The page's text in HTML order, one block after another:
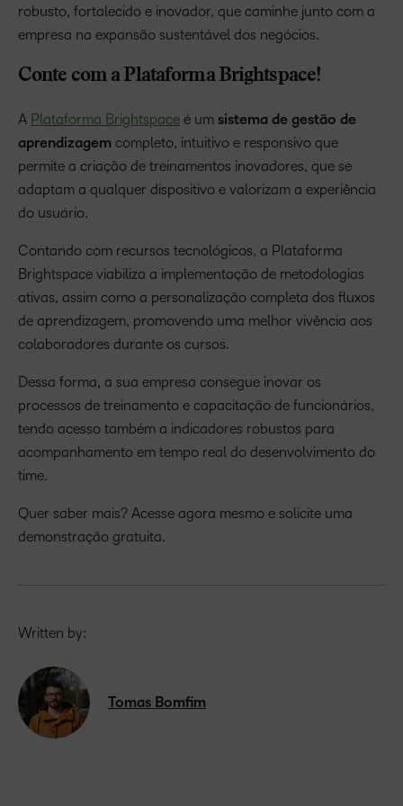
robusto, fortalecido e inovador, que caminhe junto com a
empresa na expansão sustentável dos negócios.
Conte com a Plataforma Brightspace!
A Plataforma Brightspace é um sistema de gestão de
aprendizagem completo, intuitivo e responsivo que
permite a criação de treinamentos inovadores, que se
adaptam a qualquer dispositivo e valorizam a experiência
do usuário.
Contando com recursos tecnológicos, a Plataforma
Brightspace viabiliza a implementação de metodologias
ativas, assim como a personalização completa dos fluxos
de aprendizagem, promovendo uma melhor vivência aos
colaboradores durante os cursos.
Dessa forma, a sua empresa consegue inovar os
processos de treinamento e capacitação de funcionários,
tendo acesso também a indicadores robustos para
acompanhamento em tempo real do desenvolvimento do
time.
Quer saber mais? Acesse agora mesmo e solicite uma
demonstração gratuita.
Written by:
Tomas Bomfim